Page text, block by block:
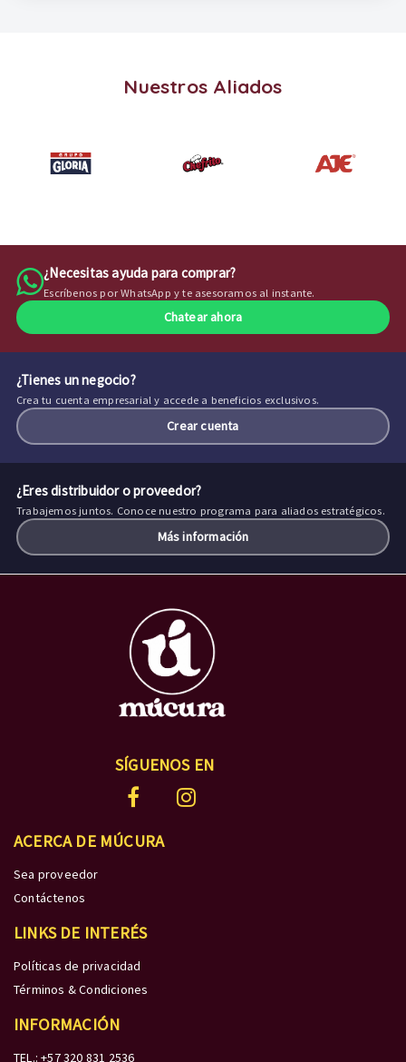
Nuestros Aliados
¿Necesitas ayuda para comprar?
Escríbenos por WhatsApp y te asesoramos al instante.
Chatear ahora
¿Tienes un negocio?
Crea tu cuenta empresarial y accede a beneficios exclusivos.
Crear cuenta
¿Eres distribuidor o proveedor?
Trabajemos juntos. Conoce nuestro programa para aliados estratégicos.
Más información
SÍGUENOS EN
ACERCA DE MÚCURA
Sea proveedor
Contáctenos
LINKS DE INTERÉS
Políticas de privacidad
Términos & Condiciones
INFORMACIÓN
TEL.: +57 320 831 2536